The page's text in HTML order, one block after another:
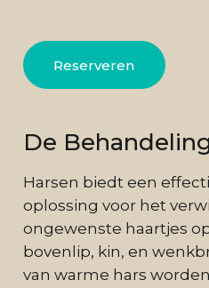
Reserveren
De
Harsen biedt een
oplossing voor het
ongewenste haartjes
bovenlip, kin, en
van warme hars